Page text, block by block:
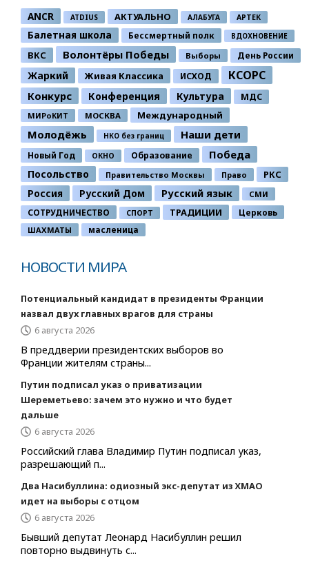
ANCR ATDIUS АКТУАЛЬНО АЛАБУГА АРТЕК
Балетная школа Бессмертный полк ВДОХНОВЕНИЕ
ВКС Волонтёры Победы Выборы День России
Жаркий Живая Классика ИСХОД КСОРС
Конкурс Конференция Культура МДС
МИРоКИТ МОСКВА Международный
Молодёжь НКО без границ Наши дети
Новый Год ОКНО Образование Победа
Посольство Правительство Москвы Право РКС
Россия Русский Дом Русский язык СМИ
СОТРУДНИЧЕСТВО СПОРТ ТРАДИЦИИ Церковь
ШАХМАТЫ масленица
НОВОСТИ МИРА
Потенциальный кандидат в президенты Франции
назвал двух главных врагов для страны
6 августа 2026
В преддверии президентских выборов во
Франции жителям страны...
Путин подписал указ о приватизации
Шереметьево: зачем это нужно и что будет
дальше
6 августа 2026
Российский глава Владимир Путин подписал указ,
разрешающий п...
Два Насибуллина: одиозный экс-депутат из ХМАО
идет на выборы с отцом
6 августа 2026
Бывший депутат Леонард Насибуллин решил
повторно выдвинуть с...